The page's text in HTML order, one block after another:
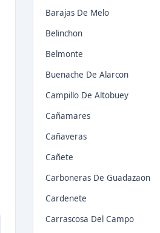
Barajas De Melo
Belinchon
Belmonte
Buenache De Alarcon
Campillo De Altobuey
Cañamares
Cañaveras
Cañete
Carboneras De Guadazaon
Cardenete
Carrascosa Del Campo